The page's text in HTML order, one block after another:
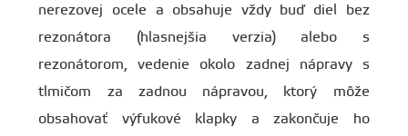
nerezovej ocele a obsahuje vždy buď diel bez
rezonátora (hlasnejšia verzia) alebo s
rezonátorom, vedenie okolo zadnej nápravy s
tlmičom za zadnou nápravou, ktorý môže
obsahovať výfukové klapky a zakončuje ho